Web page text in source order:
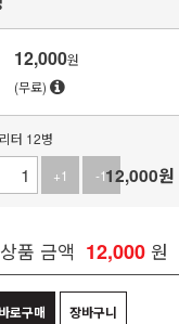
12,000원
(무료)
터 12병
+1
-112,000원
품 금액 12,000 원
바로구매 장바구니